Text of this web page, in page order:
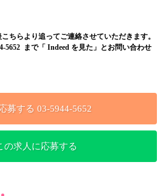
ちらより追ってご連絡させていただきます。
5652 まで「 Indeed を見た」とお問い合わせ
募する 03-5944-5652
の求人に応募する